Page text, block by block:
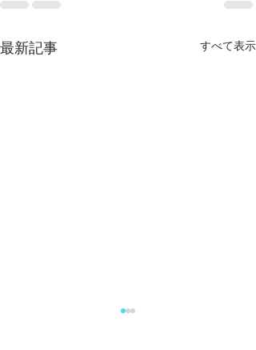
最新記事 すべて表示